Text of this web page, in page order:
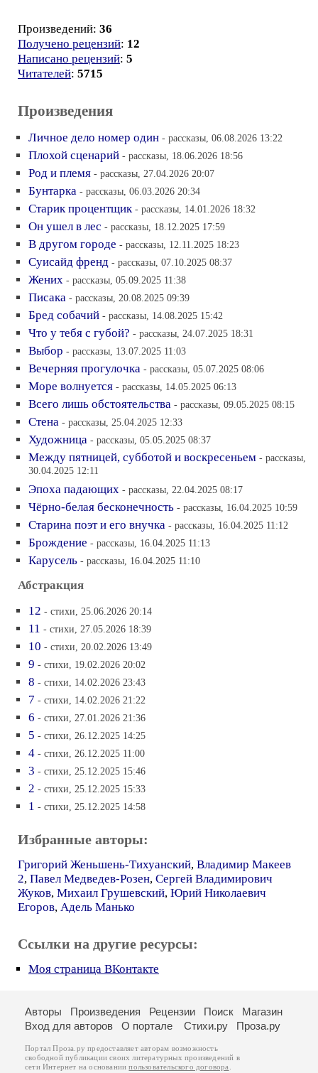
Произведений: 36
Получено рецензий: 12
Написано рецензий: 5
Читателей: 5715
Произведения
Личное дело номер один - рассказы, 06.08.2026 13:22
Плохой сценарий - рассказы, 18.06.2026 18:56
Род и племя - рассказы, 27.04.2026 20:07
Бунтарка - рассказы, 06.03.2026 20:34
Старик процентщик - рассказы, 14.01.2026 18:32
Он ушел в лес - рассказы, 18.12.2025 17:59
В другом городе - рассказы, 12.11.2025 18:23
Суисайд френд - рассказы, 07.10.2025 08:37
Жених - рассказы, 05.09.2025 11:38
Писака - рассказы, 20.08.2025 09:39
Бред собачий - рассказы, 14.08.2025 15:42
Что у тебя с губой? - рассказы, 24.07.2025 18:31
Выбор - рассказы, 13.07.2025 11:03
Вечерняя прогулочка - рассказы, 05.07.2025 08:06
Море волнуется - рассказы, 14.05.2025 06:13
Всего лишь обстоятельства - рассказы, 09.05.2025 08:15
Стена - рассказы, 25.04.2025 12:33
Художница - рассказы, 05.05.2025 08:37
Между пятницей, субботой и воскресеньем - рассказы,
30.04.2025 12:11
Эпоха падающих - рассказы, 22.04.2025 08:17
Чёрно-белая бесконечность - рассказы, 16.04.2025 10:59
Старина поэт и его внучка - рассказы, 16.04.2025 11:12
Брождение - рассказы, 16.04.2025 11:13
Карусель - рассказы, 16.04.2025 11:10
Абстракция
12 - стихи, 25.06.2026 20:14
11 - стихи, 27.05.2026 18:39
10 - стихи, 20.02.2026 13:49
9 - стихи, 19.02.2026 20:02
8 - стихи, 14.02.2026 23:43
7 - стихи, 14.02.2026 21:22
6 - стихи, 27.01.2026 21:36
5 - стихи, 26.12.2025 14:25
4 - стихи, 26.12.2025 11:00
3 - стихи, 25.12.2025 15:46
2 - стихи, 25.12.2025 15:33
1 - стихи, 25.12.2025 14:58
Избранные авторы:
Григорий Женьшень-Тихуанский, Владимир Макеев
2, Павел Медведев-Розен, Сергей Владимирович
Жуков, Михаил Грушевский, Юрий Николаевич
Егоров, Адель Манько
Ссылки на другие ресурсы:
Моя страница ВКонтакте
Авторы Произведения Рецензии Поиск
Магазин
Вход для авторов
О портале Стихи.ру Проза.ру
Портал Проза.ру предоставляет авторам возможность
свободной публикации своих литературных произведений в
сети Интернет на основаниипользовательского договора